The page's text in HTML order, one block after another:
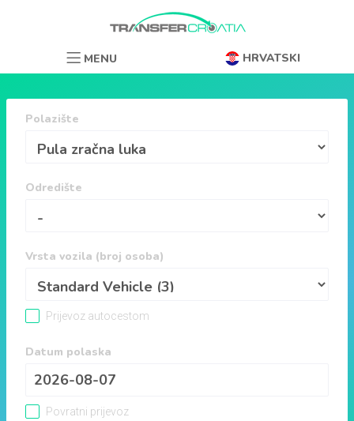
HRVATSKI
MENU
Polazište
Odredište
Vrsta vozila (broj osoba)
Prijevoz autocestom
Datum polaska
Povratni prijevoz